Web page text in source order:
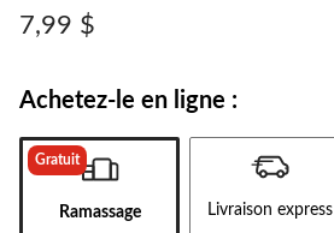
même
page.
7,99 $
Achetez-le en ligne :
Gratuit
Ramassage Livraison express